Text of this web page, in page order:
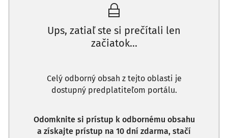
Ups, zatiaľ ste si prečítali len
začiatok...
Celý odborný obsah z tejto oblasti je
dostupný predplatiteľom portálu.
Odomknite si prístup k odbornému obsahu
a získajte prístup na 10 dní zdarma, stačí